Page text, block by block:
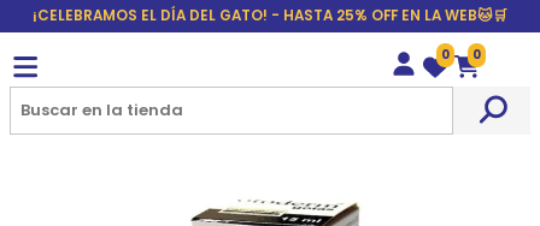
¡CELEBRAMOS EL DÍA DEL GATO! - HASTA 25% OFF EN LA WEB🐱🛒
Wishlist
0
Carrito
0